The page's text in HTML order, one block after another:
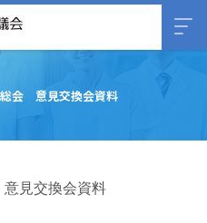
会 意見交換会資料
見交換会資料